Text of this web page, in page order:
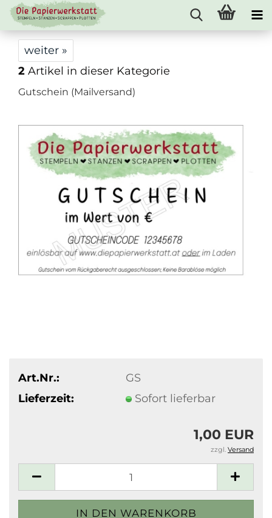
weiter »
2 Artikel in dieser Kategorie
Gutschein (Mailversand)
Art.Nr.:
GS
Lieferzeit:
Sofort lieferbar
1,00 EUR
zzgl. Versand